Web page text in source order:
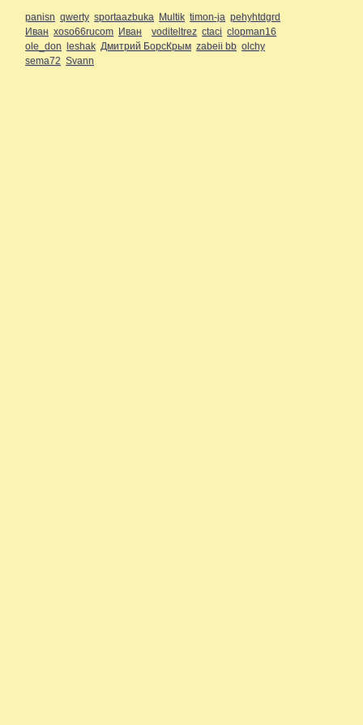
panisn qwerty sportaazbuka Multik timon-ja pehyhtdgrd
Иван xoso66rucom Иван voditeltrez ctaci clopman16
ole_don leshak Дмитрий БорсКрым zabeii bb olchy
sema72 Svann